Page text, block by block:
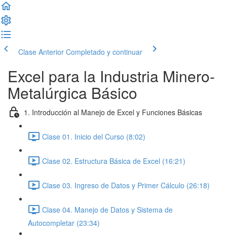
Clase Anterior Completado y continuar
Excel para la Industria Minero-
Metalúrgica Básico
1. Introducción al Manejo de Excel y Funciones Básicas
Clase 01. Inicio del Curso (8:02)
Clase 02. Estructura Básica de Excel (16:21)
Clase 03. Ingreso de Datos y Primer Cálculo (26:18)
Clase 04. Manejo de Datos y Sistema de
Autocompletar (23:34)